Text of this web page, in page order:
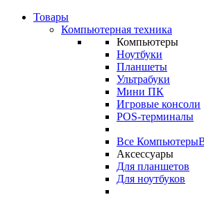
Товары
Компьютерная техника
Компьютеры
Ноутбуки
Планшеты
Ультрабуки
Мини ПК
Игровые консоли
POS-терминалы
Все Компьютеры
Аксессуары
Для планшетов
Для ноутбуков